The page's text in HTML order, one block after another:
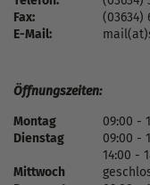
Fax:
(03634)
E-Mail:
Öffnungszeiten:
Montag
09:00 -
Dienstag
09:00 -
14:00 -
Mittwoch